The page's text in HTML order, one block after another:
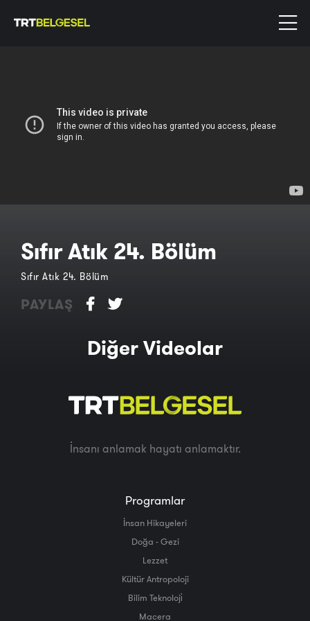
Sıfır Atık 24. Bölüm
Sıfır Atık 24. Bölüm
PAYLAŞ
Diğer Videolar
İnsanı anlamak hayatı anlamaktır.
Programlar
İnsan Hikayeleri
Doğa - Gezi
Lezzet
Kültür Antropoloji
Bilim Teknoloji̇
Macera